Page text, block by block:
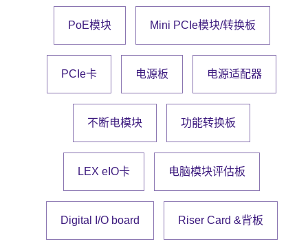
PoE模块 Mini PCIe模块/转换板
PCIe卡 电源板 电源适配器
不断电模块 功能转换板
LEX eIO卡 电脑模块评估板
Digital I/O board Riser Card &背板